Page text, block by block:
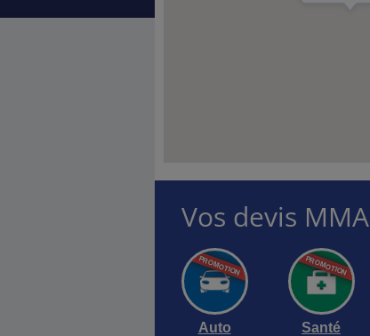
Vos devis MMA
Auto Santé